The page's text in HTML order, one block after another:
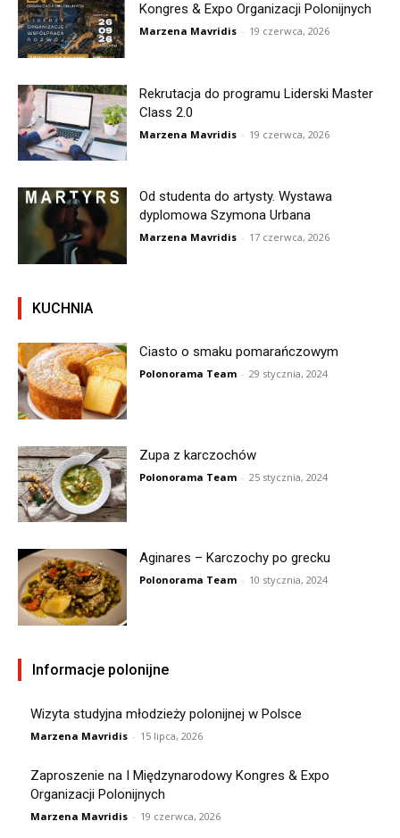
Kongres & Expo Organizacji Polonijnych
Marzena Mavridis - 19 czerwca, 2026
Rekrutacja do programu Liderski Master
Class 2.0
Marzena Mavridis - 19 czerwca, 2026
Od studenta do artysty. Wystawa
dyplomowa Szymona Urbana
Marzena Mavridis - 17 czerwca, 2026
KUCHNIA
Ciasto o smaku pomarańczowym
Polonorama Team - 29 stycznia, 2024
Zupa z karczochów
Polonorama Team - 25 stycznia, 2024
Aginares – Karczochy po grecku
Polonorama Team - 10 stycznia, 2024
Informacje polonijne
Wizyta studyjna młodzieży polonijnej w Polsce
Marzena Mavridis - 15 lipca, 2026
Zaproszenie na I Międzynarodowy Kongres & Expo
Organizacji Polonijnych
Marzena Mavridis - 19 czerwca, 2026